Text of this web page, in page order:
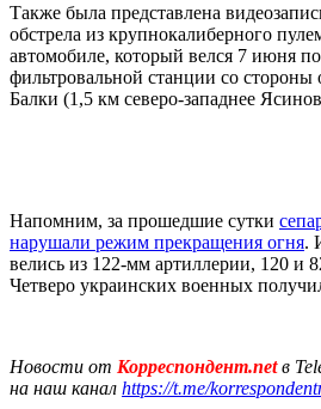
Также была представлена
обстрела из крупнокалиберного
автомобиле, который велся 7 июня
фильтровальной станции со
Балки (1,5 км северо-западнее
Напомним, за прошедшие сутки
нарушали режим прекращения огня.
велись из 122-мм артиллерии, 120 и
Четверо украинских военных
Новости от Корреспондент.netв
на наш канал https://t.me/